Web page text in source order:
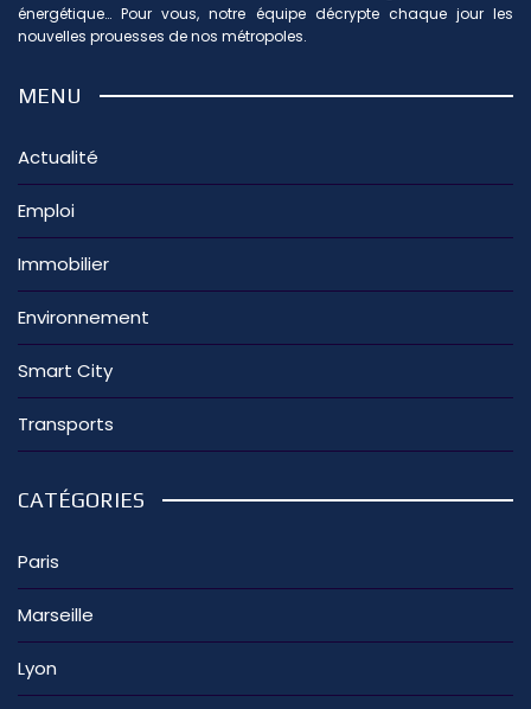
énergétique… Pour vous, notre équipe décrypte chaque jour les
nouvelles prouesses de nos métropoles.
MENU
Actualité
Emploi
Immobilier
Environnement
Smart City
Transports
CATÉGORIES
Paris
Marseille
Lyon